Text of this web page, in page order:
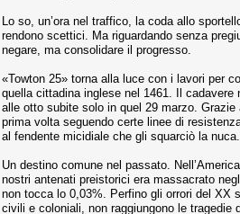
Lo so, un’ora nel traffico, la coda allo
rendono scettici. Ma riguardando senza
negare, ma consolidare il progresso.
«Towton 25» torna alla luce con i lavori per
quella cittadina inglese nel 1461. Il
alle otto subite solo in quel 29 marzo.
prima volta seguendo certe linee di
al fendente micidiale che gli squarciò la
Un destino comune nel passato.
nostri antenati preistorici era massacrato
non tocca lo 0,03%. Perfino gli orrori del XX
civili e coloniali, non raggiungono le